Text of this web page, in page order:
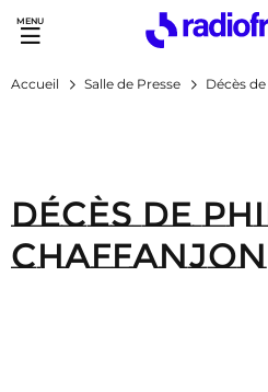
Accès direct :
Menu principal
Contenu
Accueil Salle de Presse Décès
Décès de
Chaffanjon